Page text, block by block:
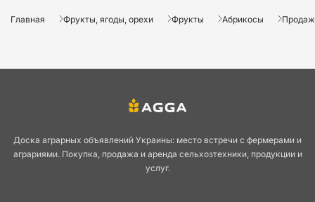
Главная Фрукты, ягоды, орехи Фрукты Абрикосы Продаж
Доска аграрных объявлений Украины: место встречи с фермерами и
аграриями. Покупка, продажа и аренда сельхозтехники, продукции и
услуг.